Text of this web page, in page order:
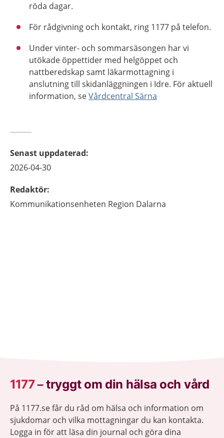
röda dagar.
För rådgivning och kontakt, ring 1177 på telefon.
Under vinter- och sommarsäsongen har vi
utökade öppettider med helgöppet och
nattberedskap samt läkarmottagning i
anslutning till skidanläggningen i Idre. För aktuell
information, seVårdcentral Särna
Senast uppdaterad:
2026-04-30
Redaktör:
Kommunikationsenheten Region Dalarna
1177–tryggt om din hälsa och vård
På 1177.se får du råd om hälsa och information om
sjukdomar och vilka mottagningar du kan kontakta.
Logga in för att läsa din journal och göra dina